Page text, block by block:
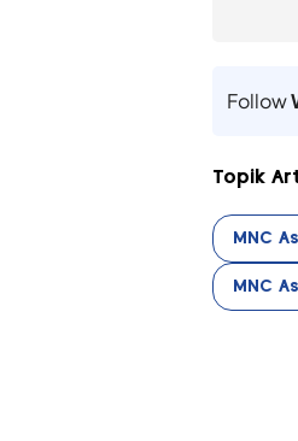
Follow
Topik
MNC
MNC